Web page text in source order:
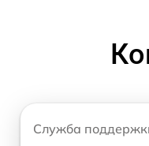
Служба